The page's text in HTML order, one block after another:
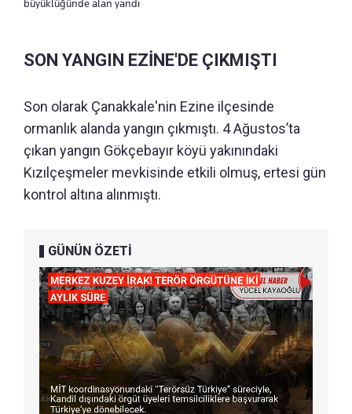
büyüklüğünde alan yandı
SON YANGIN EZİNE'DE ÇIKMIŞTI
Son olarak Çanakkale'nin Ezine ilçesinde
ormanlık alanda yangın çıkmıştı. 4 Ağustos’ta
çıkan yangın Gökçebayır köyü yakınındaki
Kızılçeşmeler mevkisinde etkili olmuş, ertesi gün
kontrol altına alınmıştı.
GÜNÜN ÖZETİ